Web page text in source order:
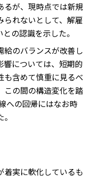
るが、現時点では新規
られないとして、解雇
の認識を示した。
給のバランスが改善し
響については、短期的
も含めて慎重に見るべ
この間の構造変化を踏
への回帰にはなお時
着実に軟化しているも